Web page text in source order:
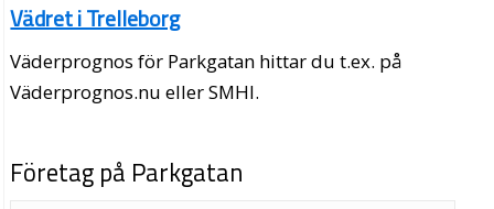
Vädret i Trelleborg
Väderprognos för Parkgatan hittar du t.ex. på
Väderprognos.nu eller SMHI.
Företag på Parkgatan